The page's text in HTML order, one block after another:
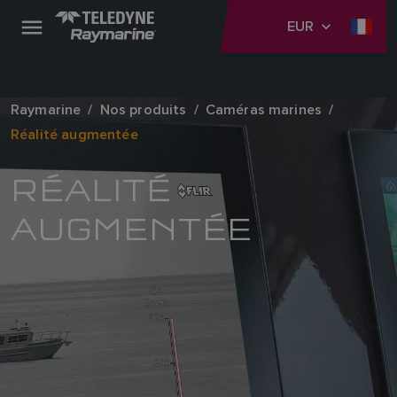
EUR
Raymarine Nos produits
Caméras marines
Réalité augmentée
RÉALITÉ
AUGMENTÉE